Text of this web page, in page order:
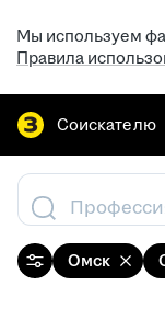
Мы используем
Правила
Соискателю
Омск